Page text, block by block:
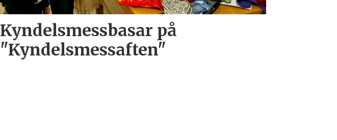
Kyndelsmessbasar på
"Kyndelsmessaften"